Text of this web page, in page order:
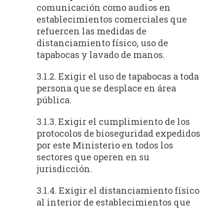
comunicación como audios en
establecimientos comerciales que
refuercen las medidas de
distanciamiento físico, uso de
tapabocas y lavado de manos.
3.1.2. Exigir el uso de tapabocas a toda
persona que se desplace en área
pública.
3.1.3. Exigir el cumplimiento de los
protocolos de bioseguridad expedidos
por este Ministerio en todos los
sectores que operen en su
jurisdicción.
3.1.4. Exigir el distanciamiento físico
al interior de establecimientos que